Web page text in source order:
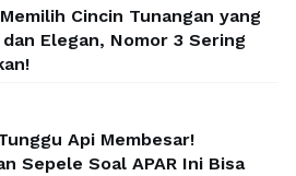
Cincin Tunangan yang
dan Elegan, Nomor 3 Sering
Api Membesar!
Sepele Soal APAR Ini Bisa